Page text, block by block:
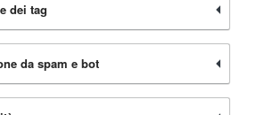
dei tag
da spam e bot